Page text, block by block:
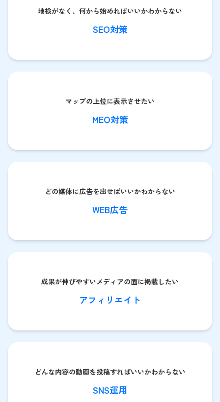
地検がなく、何から始めればいいかわからない
SEO対策
マップの上位に表示させたい
MEO対策
どの媒体に広告を出せばいいかわからない
WEB広告
成果が伸びやすいメディアの面に掲載したい
アフィリエイト
どんな内容の動画を投稿すればいいかわからない
SNS運用